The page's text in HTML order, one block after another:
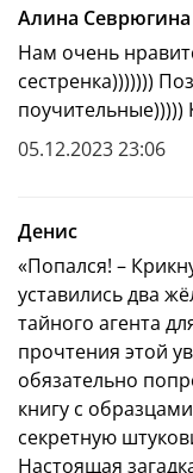
Алина Севрюгина
Нам очень
сестренка)))))))
поучительные)))))
05.12.2023 23:06
Денис
«Попался! –
уставились два
тайного агента
прочтения этой
обязательно
книгу с
секретную
Настоящая